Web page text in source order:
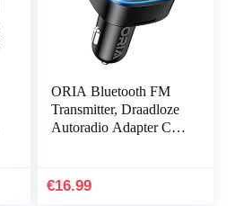
ORIA Bluetooth FM
Transmitter, Draadloze
Autoradio Adapter Car
USB Voor Auto…
€16.99